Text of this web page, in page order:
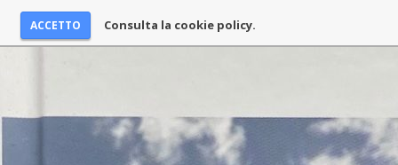
Consulta la cookie policy.